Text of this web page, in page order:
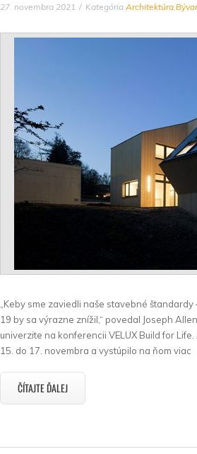
27. novembra 2021 Kategória Architektúra
„Keby sme zaviedli naše stavebné
19 by sa výrazne znížil,“ povedal Joseph
univerzite na konferencii VELUX Build for
15. do 17. novembra a vystúpilo na ňom viac
ČÍTAJTE ĎALEJ